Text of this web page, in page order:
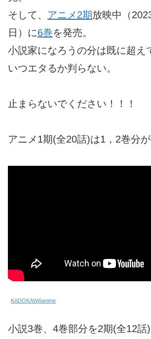
そして、 アニメ2期放映中（
日）に6巻を発売。
小説家になろうの分は既に超え
いつエタるか判らない。
止まらないでください！！！
アニメ1期(全20話)は1，2巻分が
KADOKAWAanime
小説3巻、4巻部分を2期(全12話)